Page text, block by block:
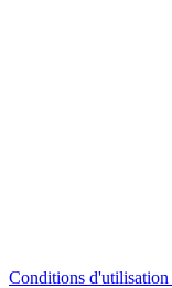
Conditions d'utilisation